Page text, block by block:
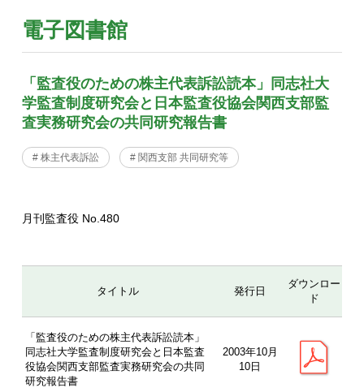
電子図書館
「監査役のための株主代表訴訟読本」同志社大
学監査制度研究会と日本監査役協会関西支部監
査実務研究会の共同研究報告書
# 株主代表訴訟 # 関西支部 共同研究等
月刊監査役 No.480
タイトル 発行日
ダウンロー
ド
「監査役のための株主代表訴訟読本」
同志社大学監査制度研究会と日本監査
役協会関西支部監査実務研究会の共同
研究報告書
2003年10月
10日